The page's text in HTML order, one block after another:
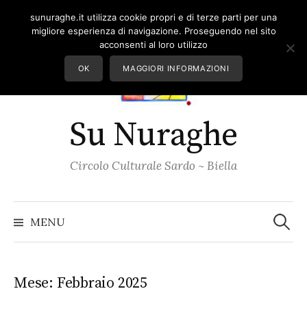
Su Nuraghe
Circolo Culturale Sardo ~ Biella
MENU per:
Mese: Febbraio 2025
sunuraghe.it utilizza cookie propri e di terze parti per una
migliore esperienza di navigazione. Proseguendo nel sito
acconsenti al loro utilizzo
OK MAGGIORI INFORMAZIONI